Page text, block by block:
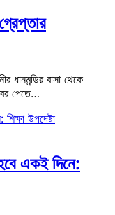
ধানমন্ডির বাসা থেকে
পেতে…
একই দিনে: